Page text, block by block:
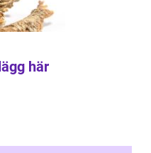
här